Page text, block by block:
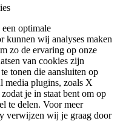
optimale
kunnen wij analyses maken
zo de ervaring op onze
van cookies zijn
tonen die aansluiten op
media plugins, zoals X
je in staat bent om op
te delen. Voor meer
verwijzen wij je graag door